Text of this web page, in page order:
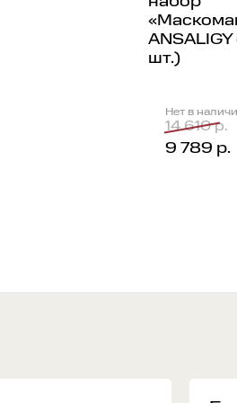
ANSALIGY
шт.)
Нет в
14 610 р.
9 789 р.